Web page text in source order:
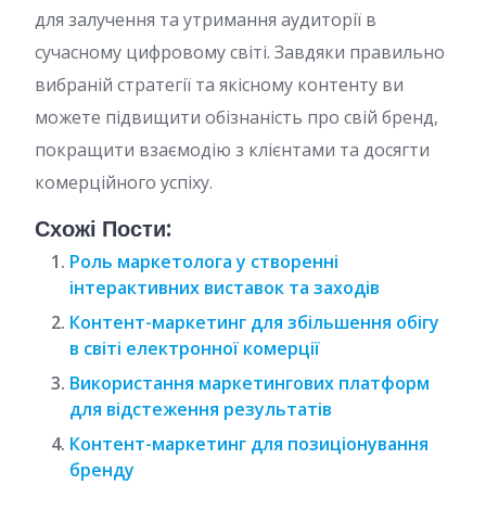
для залучення та утримання аудиторії в
сучасному цифровому світі. Завдяки правильно
вибраній стратегії та якісному контенту ви
можете підвищити обізнаність про свій бренд,
покращити взаємодію з клієнтами та досягти
комерційного успіху.
Схожі Пости:
Роль маркетолога у створенні
інтерактивних виставок та заходів
Контент-маркетинг для збільшення обігу
в світі електронної комерції
Використання маркетингових платформ
для відстеження результатів
Контент-маркетинг для позиціонування
бренду